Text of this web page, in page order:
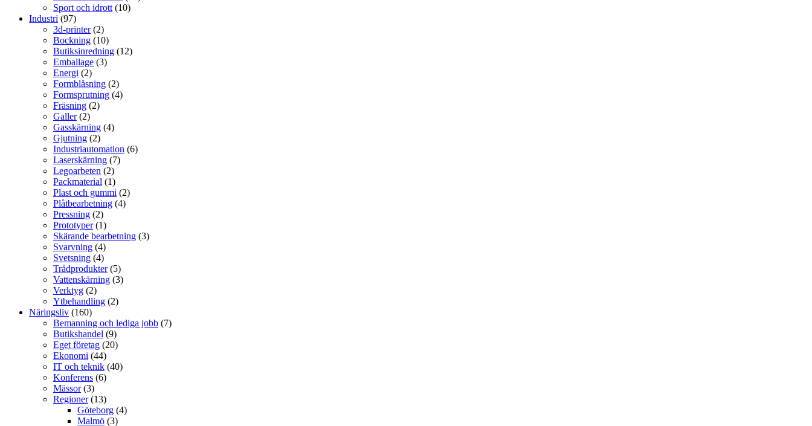
Sport och idrott (10)
Industri (97)
3d-printer(2)
Bockning (10)
Butiksinredning (12)
Emballage (3)
Energi (2)
Formblåsning (2)
Formsprutning (4)
Fräsning (2)
Galler(2)
Gasskärning (4)
Gjutning (2)
Industriautomation (6)
Laserskärning (7)
Legoarbeten (2)
Packmaterial (1)
Plast och gummi (2)
Plåtbearbetning (4)
Pressning (2)
Prototyper(1)
Skärande bearbetning (3)
Svarvning (4)
Svetsning (4)
Trådprodukter(5)
Vattenskärning (3)
Verktyg (2)
Ytbehandling (2)
Näringsliv (160)
Bemanning och lediga jobb (7)
Butikshandel (9)
Eget företag (20)
Ekonomi (44)
IT och teknik (40)
Konferens (6)
Mässor(3)
Regioner(13)
Göteborg (4)
Malmö (3)